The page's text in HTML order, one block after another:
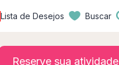
Lista de Desejos Buscar
Reserve sua atividade